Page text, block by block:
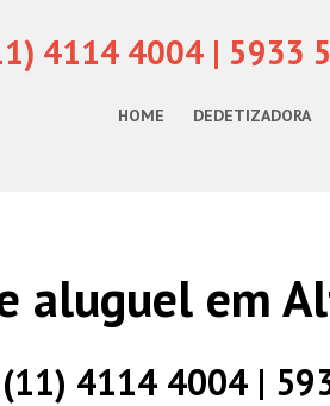
4114 4004 | 5933
HOME DEDETIZADORA
aluguel em
4114 4004 |